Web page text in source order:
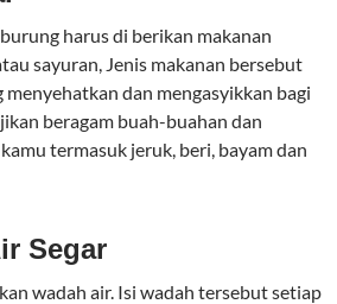
harus di berikan makanan
sayuran, Jenis makanan bersebut
menyehatkan dan mengasyikkan bagi
beragam buah-buahan dan
termasuk jeruk, beri, bayam dan
Segar
wadah air. Isi wadah tersebut setiap